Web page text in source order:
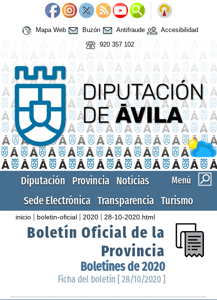
Mapa Web Buzón Antifraude
Accesibilidad
920 357 102
Menú
Diputación Provincia Noticias
Sede Electrónica Transparencia Turismo
inicio boletin-oficial 2020 28-10-2020.html
Boletín Oficial de la
Provincia
Boletínes de 2020
Ficha del boletín [ 28/10/2020 ]